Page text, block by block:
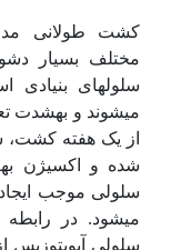
کشت طولانی مدت
مختلف بسیار
سلول‏های بنیادی
می‏شوند و به‏شدت
از یک هفته کشت،
شده و اکسیژن
سلولی موجب
می‏شود. در رابطه
سلولی آپوپتوزیس